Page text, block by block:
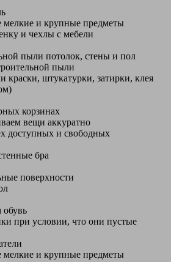
мелкие и крупные предметы
и чехлы с мебели
пыли потолок, стены и пол
пыли
краски, штукатурки, затирки, клея
корзинах
вещи аккуратно
доступных и свободных
бра
поверхности
обувь
при условии, что они пустые
мелкие и крупные предметы